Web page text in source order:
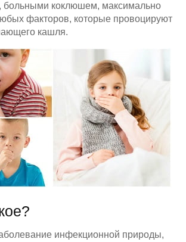
больными коклюшем, максимально
факторов, которые провоцируют
кашля.
инфекционной природы,